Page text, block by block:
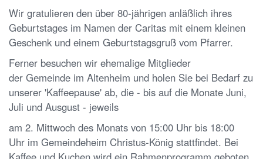
Wir gratulieren den über 80-jährigen anläßlich ihres
Geburtstages im Namen der Caritas mit einem kleinen
Geschenk und einem Geburtstagsgruß vom Pfarrer.
Ferner besuchen wir ehemalige Mitglieder
der Gemeinde im Altenheim und holen Sie bei Bedarf zu
unserer 'Kaffeepause' ab, die - bis auf die Monate Juni,
Juli und Ausgust - jeweils
am 2. Mittwoch des Monats von 15:00 Uhr bis 18:00
Uhr im Gemeindeheim Christus-König stattfindet. Bei